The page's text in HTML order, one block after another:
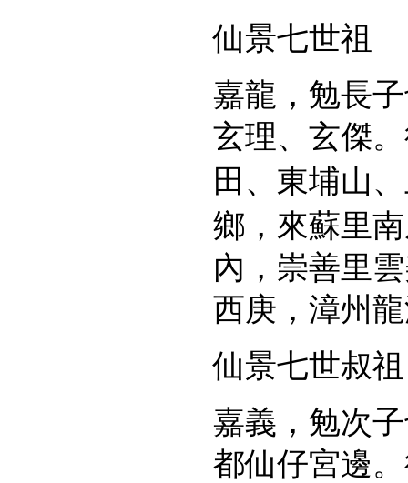
仙景七世祖
嘉龍，勉長
玄理、玄傑
田、東埔山
鄉，來蘇里
內，崇善里
西庚，漳州
仙景七世叔祖
嘉義，勉次
都仙仔宮邊